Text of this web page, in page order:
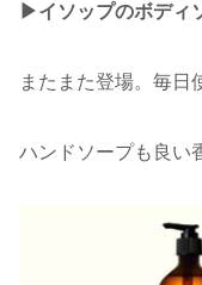
▶︎イソップのボディ
またまた登場。毎日
ハンドソープも良い